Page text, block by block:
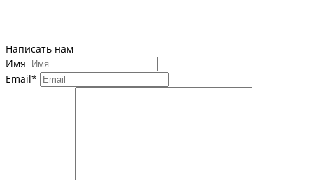
Написать нам
Имя
Email*